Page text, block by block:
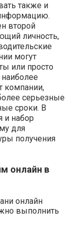
также и
второй
личность,
могут
или просто
компании,
серьезные
сроки. В
и набор
для
получения
онлайн в
онлайн
выполнить